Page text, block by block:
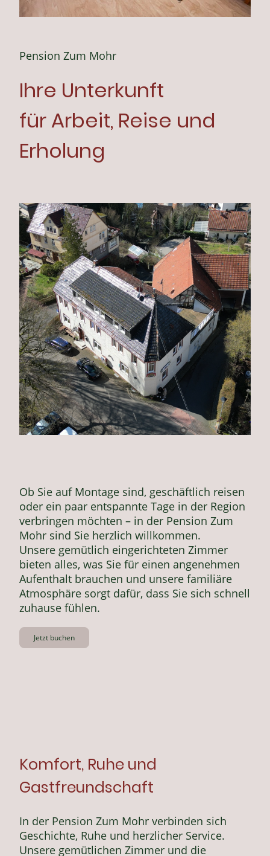
Pension Zum Mohr
Ihre Unterkunft
für Arbeit, Reise und
Erholung
Ob Sie auf Montage sind, geschäftlich reisen
oder ein paar entspannte Tage in der Region
verbringen möchten – in der Pension Zum
Mohr sind Sie herzlich willkommen.
Unsere gemütlich eingerichteten Zimmer
bieten alles, was Sie für einen angenehmen
Aufenthalt brauchen und unsere familiäre
Atmosphäre sorgt dafür, dass Sie sich schnell
zuhause fühlen.
Jetzt buchen
Komfort, Ruhe und
Gastfreundschaft
In der Pension Zum Mohr verbinden sich
Geschichte, Ruhe und herzlicher Service.
Unsere gemütlichen Zimmer und die